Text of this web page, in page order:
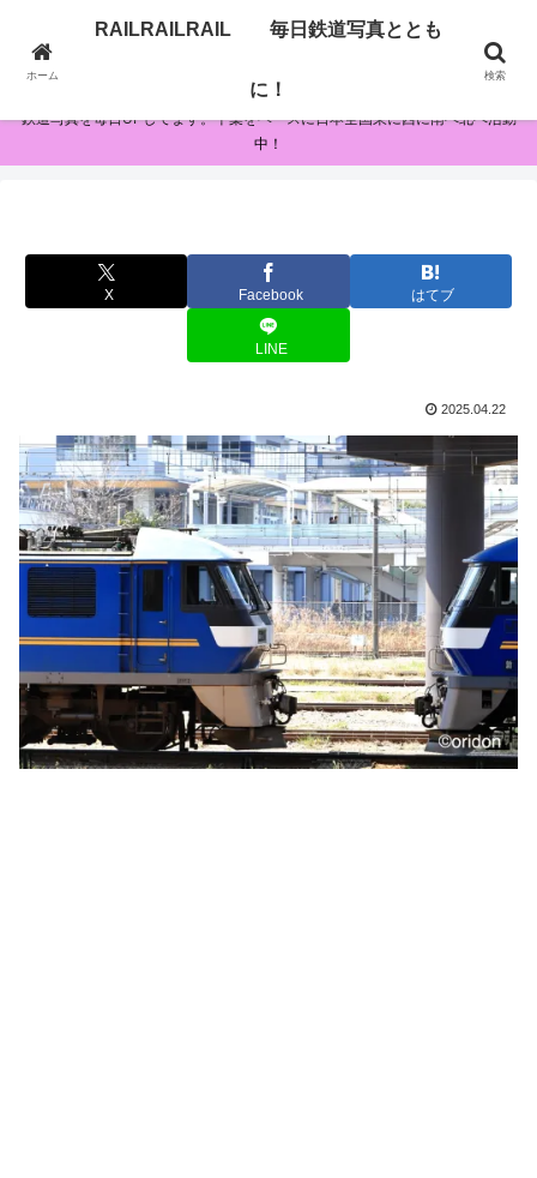
RAILRAILRAIL 毎日鉄道写真とともに！
鉄道写真を毎日UPしてます。千葉をベースに日本全国東に西に南へ北へ活動
中！
X Facebook はてブ
LINE
2025.04.22
ホーム
RAILRAILRAIL 毎日鉄道写真ととも
に！
検索